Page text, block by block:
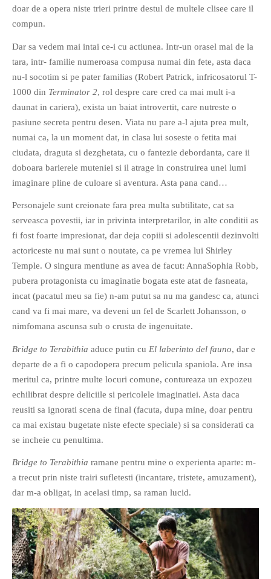
PAGINI
Clasicul „Despre mine…”
Contact
Descarca povestirea Floare
Albastra!
Download 101 Movie
Acrostics!
Victor Sosea – Designer
PRIETENI DIN AFARA BRESLEI
GloryBox.ro
Vreau-schimbare.ro
doar de a opera niste trieri printre destul de multele clisee care il
compun.
Dar sa vedem mai intai ce-i cu actiunea. Intr-un orasel mai de la
tara, intr- familie numeroasa compusa numai din fete, asta daca
nu-l socotim si pe pater familias (Robert Patrick, infricosatorul T-
1000 din Terminator 2, rol despre care cred ca mai mult i-a
daunat in cariera), exista un baiat introvertit, care nutreste o
pasiune secreta pentru desen. Viata nu pare a-l ajuta prea mult,
numai ca, la un moment dat, in clasa lui soseste o fetita mai
ciudata, draguta si dezghetata, cu o fantezie debordanta, care ii
doboara barierele muteniei si il atrage in construirea unei lumi
imaginare pline de culoare si aventura. Asta pana cand…
Personajele sunt creionate fara prea multa subtilitate, cat sa
serveasca povestii, iar in privinta interpretarilor, in alte conditii as
fi fost foarte impresionat, dar deja copiii si adolescentii dezinvolti
actoriceste nu mai sunt o noutate, ca pe vremea lui Shirley
Temple. O singura mentiune as avea de facut: AnnaSophia Robb,
pubera protagonista cu imaginatie bogata este atat de fasneata,
incat (pacatul meu sa fie) n-am putut sa nu ma gandesc ca, atunci
cand va fi mai mare, va deveni un fel de Scarlett Johansson, o
nimfomana ascunsa sub o crusta de ingenuitate.
Bridge to Terabithia aduce putin cu El laberinto del fauno, dar e
departe de a fi o capodopera precum pelicula spaniola. Are insa
meritul ca, printre multe locuri comune, contureaza un expozeu
echilibrat despre deliciile si pericolele imaginatiei. Asta daca
reusiti sa ignorati scena de final (facuta, dupa mine, doar pentru
ca mai existau bugetate niste efecte speciale) si sa considerati ca
se incheie cu penultima.
Bridge to Terabithia ramane pentru mine o experienta aparte: m-
a trecut prin niste trairi sufletesti (incantare, tristete, amuzament),
dar m-a obligat, in acelasi timp, sa raman lucid.